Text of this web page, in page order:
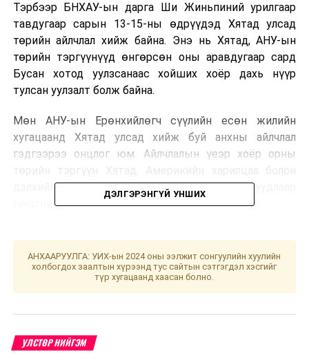
Тэрбээр БНХАУ-ын дарга Ши Жиньпиний урилгаар
тавдугаар сарын 13-15-ны өдрүүдэд Хятад улсад
төрийн айлчлал хийж байна. Энэ нь Хятад, АНУ-ын
төрийн тэргүүнүүд өнгөрсөн оны аравдугаар сард
Бусан хотод уулзсанаас хойших хоёр дахь нүүр
тулсан уулзалт болж байна.
Мөн АНУ-ын Ерөнхийлөгч сүүлийн есөн жилийн
хугацаанд Хятад улсад хийж буй анхны айлчлал
гэдгээрээ онцлог юм. Айлчлалын үеэр хоёр орны
дэлхийн энх тайван, хөгжлийн чухал асуудлаар
гүнзгий санал солилцохоор байна.
УНШСАН: 553
ДАРААХ МЭДЭЭ
Гадаадын иргэн, харьяатын газар нарны цахилгаан
үүсгүүр ашиглаж эхэллээ
ӨМНӨХ МЭДЭЭ
хамтын ажиллагаагаа өргөжүүлнэ
ДЭЛГЭРЭНГҮЙ УНШИХ
АНХААРУУЛГА: УИХ-ын 2024 оны ээлжит сонгуулийн хуулийн
холбогдох заалтын хүрээнд тус сайтын сэтгэгдэл хэсгийг
түр хугацаанд хаасан болно.
УЛСТӨР НИЙГЭМ